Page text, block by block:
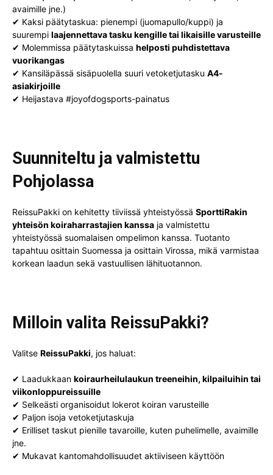
avaimille jne.)
✔ Kaksi päätytaskua: pienempi (juomapullo/kuppi) ja
suurempi laajennettava tasku kengille tai likaisille varusteille
✔ Molemmissa päätytaskuissa helposti puhdistettava
vuorikangas
✔ Kansiläpässä sisäpuolella suuri vetoketjutasku A4-
asiakirjoille
✔ Heijastava #joyofdogsports-painatus
Suunniteltu ja valmistettu
Pohjolassa
ReissuPakki on kehitetty tiiviissä yhteistyössä SporttiRakin
yhteisön koiraharrastajien kanssa ja valmistettu
yhteistyössä suomalaisen ompelimon kanssa. Tuotanto
tapahtuu osittain Suomessa ja osittain Virossa, mikä varmistaa
korkean laadun sekä vastuullisen lähituotannon.
Milloin valita ReissuPakki?
Valitse ReissuPakki, jos haluat:
✔ Laadukkaan koiraurheilulaukun treeneihin, kilpailuihin tai
viikonloppureissuille
✔ Selkeästi organisoidut lokerot koiran varusteille
✔ Paljon isoja vetoketjutaskuja
✔ Erilliset taskut pienille tavaroille, kuten puhelimelle, avaimille
jne.
✔ Mukavat kantomahdollisuudet aktiiviseen käyttöön